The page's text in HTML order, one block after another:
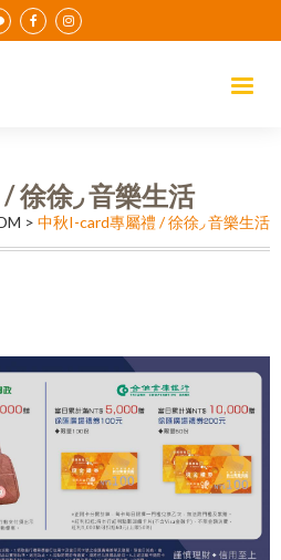
徐徐◞ 音樂生活
> 中秋I-card專屬禮 / 徐徐◞ 音樂生活
Next